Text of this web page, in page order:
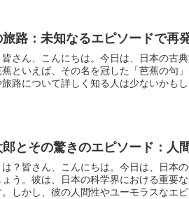
路：未知なるエピソードで再
さん、こんにちは。今日は、日本の古
蕉といえば、その名を冠した「芭蕉の句
路について詳しく知る人は少ないかもし
とその驚きのエピソード：人
？皆さん、こんにちは。今日は、日本
う。彼は、日本の科学界における重要
しかし、彼の人間性やユーモラスなエ